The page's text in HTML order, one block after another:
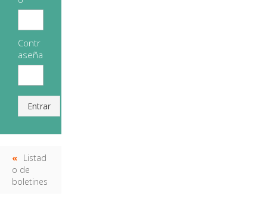
Contr
aseña
Entrar
Listad
o de
boletines